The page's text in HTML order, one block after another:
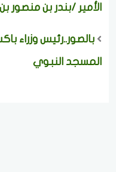
الأمير /بندر بن
بالصور..رئيس وزراء
المسجد النبوي